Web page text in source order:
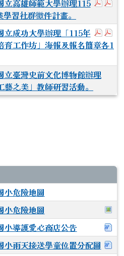
於彈
立高雄師範大學辦理115
習社群徵件計畫。
於彈
立成功大學辦理「115年
育工作坊」海報及報名簡章各1
立臺灣史前文化博物館辦理
藝之美」教師研習活動。
小危險地圖
小危險地圖
小導護愛心商店公告
小雨天接送學童位置分配圖